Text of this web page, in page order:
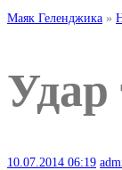
Маяк Геленджика »
Удар
10.07.2014 06:19